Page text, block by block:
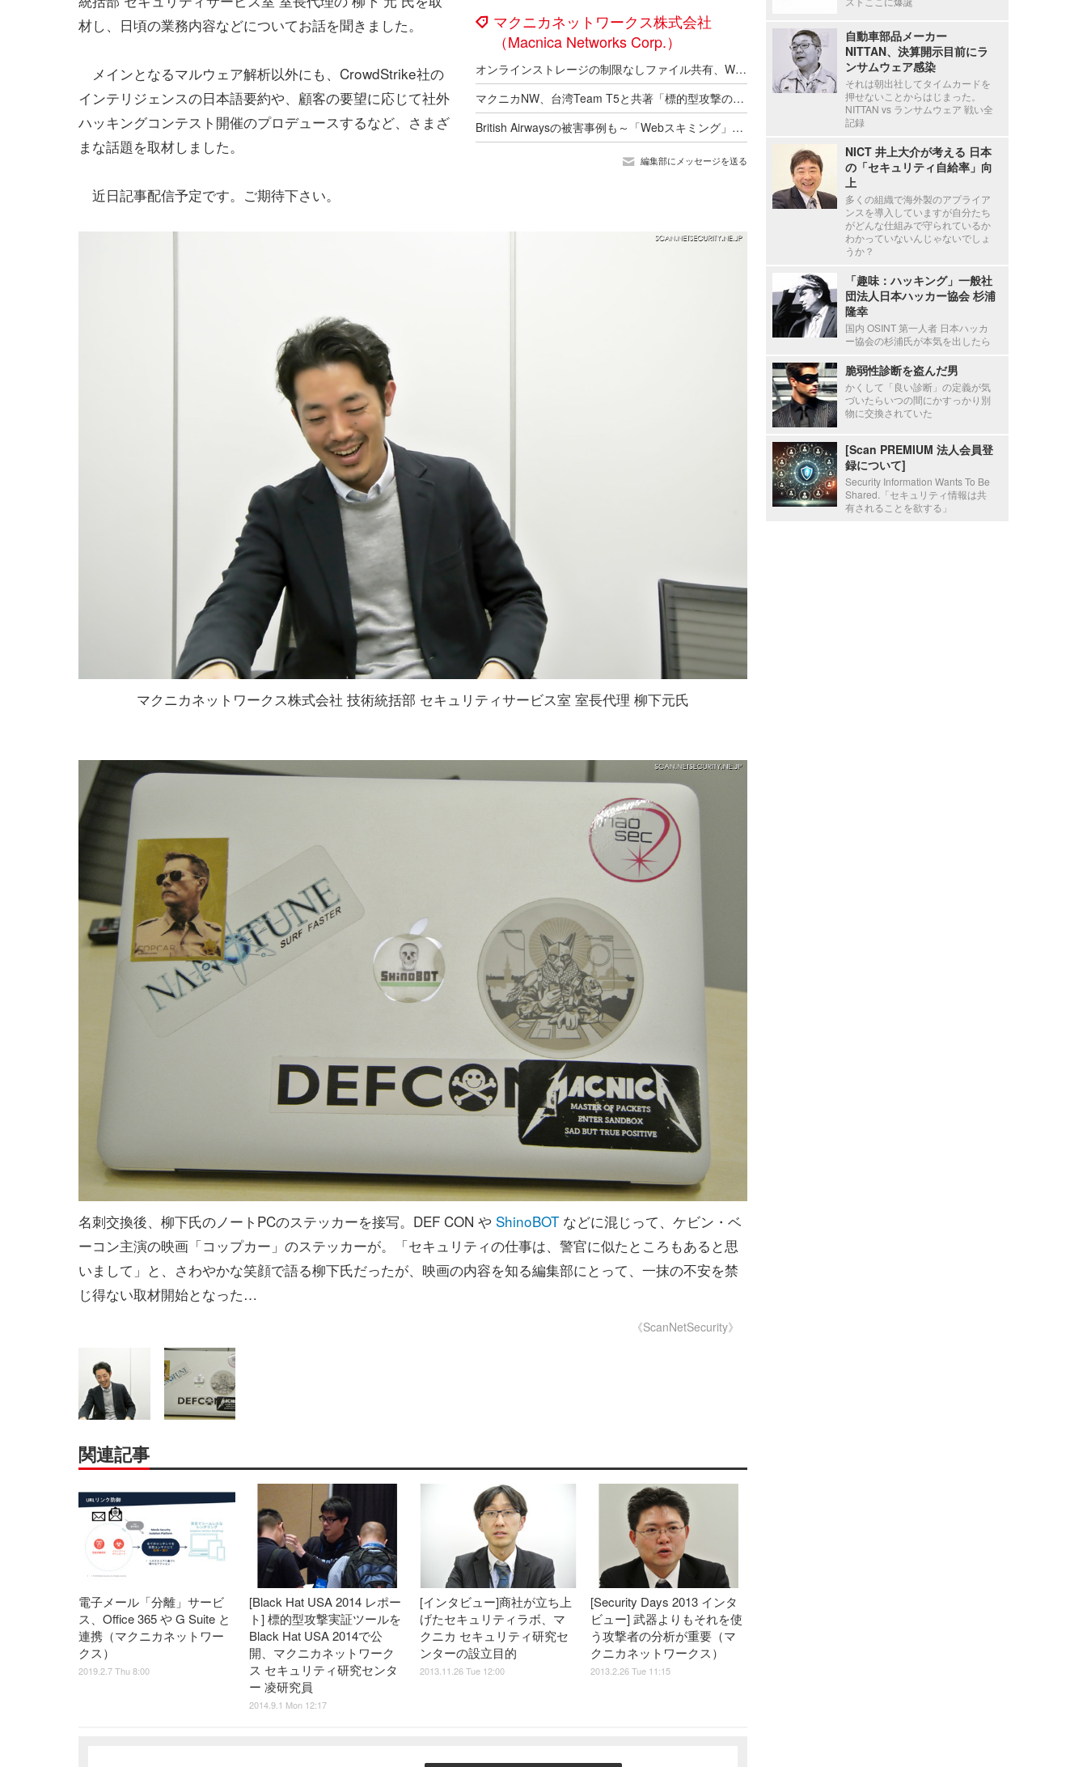
マクニカネットワークス株式会社
（Macnica Networks Corp.）
オンラインストレージの制限なしファイル共有、Webサイトスキャンサービス経由で情報漏えいに
マクニカNW、台湾Team T5と共著「標的型攻撃の実態と対策アプローチ」公開
British Airwaysの被害事例も～「Webスキミング」のリアルな実態と対策「第2回フィッシング対策勉強会」資料公開
編集部にメッセージを送る
材し、日頃の業務内容などについてお話を聞きました。
メインとなるマルウェア解析以外にも、CrowdStrike社の
インテリジェンスの日本語要約や、顧客の要望に応じて社外
ハッキングコンテスト開催のプロデュースするなど、さまざ
まな話題を取材しました。
近日記事配信予定です。ご期待下さい。
マクニカネットワークス株式会社 技術統括部 セキュリティサービス室 室長代理 柳下元氏
名刺交換後、柳下氏のノートPCのステッカーを接写。DEF CON や ShinoBOTなどに混じって、ケビン・ベ
ーコン主演の映画「コップカー」のステッカーが。「セキュリティの仕事は、警官に似たところもあると思
いまして」と、さわやかな笑顔で語る柳下氏だったが、映画の内容を知る編集部にとって、一抹の不安を禁
じ得ない取材開始となった…
《ScanNetSecurity》
関連記事
電子メール「分離」サービ
ス、Office 365 や G Suite と
連携（マクニカネットワー
クス）
2019.2.7 Thu 8:00
[Black Hat USA 2014 レポー
ト] 標的型攻撃実証ツールを
Black Hat USA 2014で公
開、マクニカネットワーク
ス セキュリティ研究センタ
ー 凌研究員
2014.9.1 Mon 12:17
[インタビュー]商社が立ち上
げたセキュリティラボ、マ
クニカ セキュリティ研究セ
ンターの設立目的
2013.11.26 Tue 12:00
[Security Days 2013 インタ
ビュー] 武器よりもそれを使
う攻撃者の分析が重要（マ
クニカネットワークス）
2013.2.26 Tue 11:15
自動車部品メーカー
NITTAN、決算開示目前にラ
ンサムウェア感染
それは朝出社してタイムカードを
押せないことからはじまった。
NITTAN vs ランサムウェア 戦い全
記録
NICT 井上大介が考える 日本
の「セキュリティ自給率」向
上
多くの組織で海外製のアプライア
ンスを導入していますが自分たち
がどんな仕組みで守られているか
わかっていないんじゃないでしょ
うか？
「趣味：ハッキング」一般社
団法人日本ハッカー協会 杉浦
隆幸
国内 OSINT 第一人者 日本ハッカ
ー協会の杉浦氏が本気を出したら
脆弱性診断を盗んだ男
かくして「良い診断」の定義が気
づいたらいつの間にかすっかり別
物に交換されていた
[Scan PREMIUM 法人会員登
録について]
Security Information Wants To Be
Shared.「セキュリティ情報は共
有されることを欲する」